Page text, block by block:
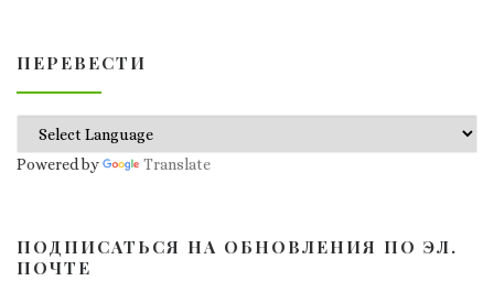
ПЕРЕВЕСТИ
Powered by Translate
ПОДПИСАТЬСЯ НА ОБНОВЛЕНИЯ ПО ЭЛ.
ПОЧТЕ